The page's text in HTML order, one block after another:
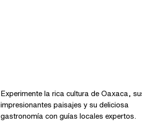
Experimente la rica cultura de Oaxaca,
impresionantes paisajes y su deliciosa
gastronomía con guías locales expertos.